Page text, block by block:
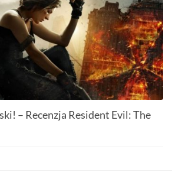
– Recenzja Resident Evil: The